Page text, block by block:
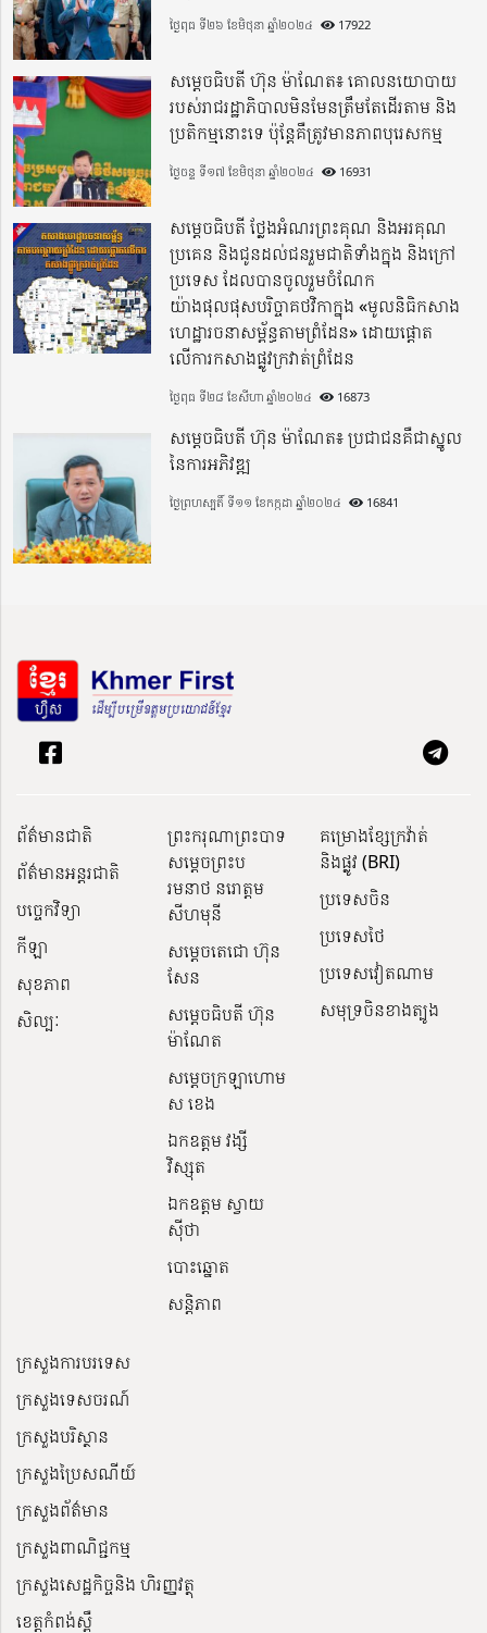
ថ្ងៃពុធ ទី២៦ ខែមិថុនា ឆ្នាំ២០២៤ 17922
សម្តេចធិបតី ហ៊ុន ម៉ាណែត៖ គោលនយោបាយ
របស់រាជរដ្ឋាភិបាលមិនមែនត្រឹមតែដើរតាម និង
ប្រតិកម្មនោះទេ ប៉ុន្តែគឺត្រូវមានភាពបុរេសកម្ម
ថ្ងៃចន្ទ ទី១៧ ខែមិថុនា ឆ្នាំ២០២៤ 16931
សម្តេចធិបតី ថ្លែងអំណរព្រះគុណ និងអរគុណ
ប្រគេន និងជូនដល់ជនរួមជាតិទាំងក្នុង​ និងក្រៅ
ប្រទេស​ ដែលបានចូលរួមចំណែក
យ៉ាងផុលផុសបរិច្ចាគថវិកាក្នុង «មូលនិធិកសាង
ហេដ្ឋារចនាសម្ព័ន្ធតាមព្រំដែន» ដោយផ្ដោត
លើការកសាងផ្លូវក្រវាត់ព្រំដែន
ថ្ងៃពុធ ទី២៨ ខែសីហា ឆ្នាំ២០២៤ 16873
សម្តេចធិបតី ហ៊ុន ម៉ាណែត៖ ប្រជាជនគឺជាស្នូល
នៃការអភិវឌ្ឍ
ថ្ងៃព្រហស្បតិ៍ ទី១១ ខែកក្កដា ឆ្នាំ២០២៤ 16841
ព័ត៌មានជាតិ
ព័ត៌មានអន្តរជាតិ
បច្ចេកវិទ្យា
កីឡា
សុខភាព
សិល្បៈ
ព្រះករុណាព្រះបាទ
សម្តេចព្រះប
រមនាថ នរោត្តម
សីហមុនី
សម្តេចតេជោ ហ៊ុន
សែន
សម្ដេចធិបតី ហ៊ុន
ម៉ាណែត
សម្ដេចក្រឡាហោម
ស ខេង
ឯកឧត្តម វង្សី
វិស្សុត
ឯកឧត្តម ស្វាយ
ស៊ីថា
បោះឆ្នោត
សន្តិភាព
គម្រោងខ្សែក្រវ៉ាត់
និងផ្លូវ (BRI)
ប្រទេសចិន
ប្រទេសថៃ
ប្រទេសវៀតណាម
សមុទ្រចិនខាងត្បូង
ក្រសួងការបរទេស
ក្រសួងទេសចរណ៍
ក្រសួងបរិស្ថាន
ក្រសួងប្រៃសណីយ៍
ក្រសួងព័ត៌មាន
ក្រសួងពាណិជ្ជកម្ម
ក្រសួងសេដ្ឋកិច្ចនិង ហិរញ្ញវត្ថុ
ខេត្តកំពង់ស្ពឺ